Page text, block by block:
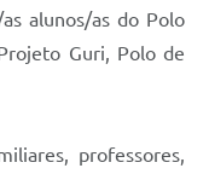
alunos/as do Polo
Guri, Polo de
professores,